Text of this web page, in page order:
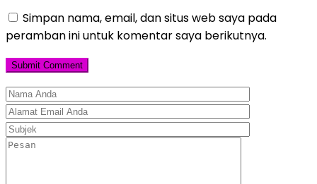
Simpan nama, email, dan situs web saya pada
peramban ini untuk komentar saya berikutnya.